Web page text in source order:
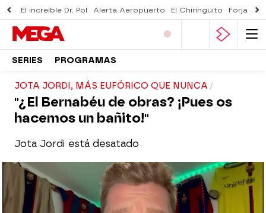
El increíble Dr. Pol Alerta Aeropuerto El Chiringuito Forjado
SERIES PROGRAMAS
JOTA JORDI, MÁS EUFÓRICO QUE NUNCA
"¿El Bernabéu de obras? ¡Pues os
hacemos un bañito!"
Jota Jordi está desatado